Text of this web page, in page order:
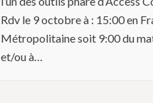
Rdv le 9 octobre à : 15:00 en
Métropolitaine soit 9:00 du
et/ou à…